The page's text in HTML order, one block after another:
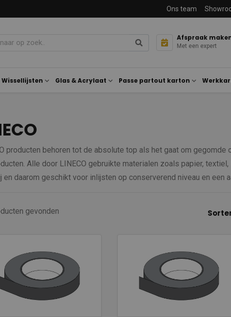
Ons team
Afspraak
Met een expert
Wissellijsten Glas & Acrylaat Passe partout karton
producten behoren tot de absolute top als het gaat om
Alle door LINECO gebruikte materialen zoals papier,
en daarom geschikt voor inlijsten op conserverend niveau en een
gevonden